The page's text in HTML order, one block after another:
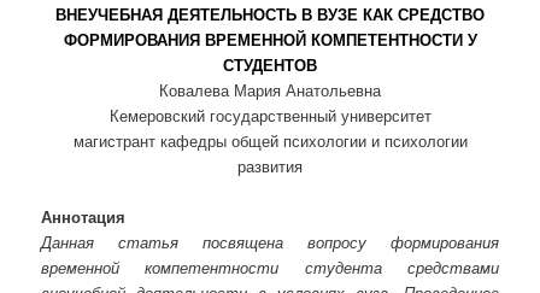
ВНЕУЧЕБНАЯ ДЕЯТЕЛЬНОСТЬ В ВУЗЕ КАК СРЕДСТВО
ФОРМИРОВАНИЯ ВРЕМЕННОЙ КОМПЕТЕНТНОСТИ У
СТУДЕНТОВ
Ковалева Мария Анатольевна
Кемеровский государственный университет
магистрант кафедры общей психологии и психологии
развития
Аннотация
Данная статья посвящена вопросу формирования
временной компетентности студента средствами